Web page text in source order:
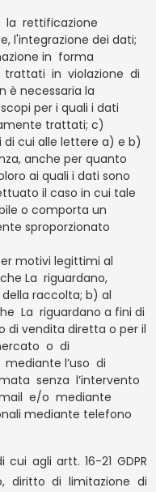
la rettificazione
l'integrazione dei dati;
in forma
trattati in violazione di
è necessaria la
per i quali i dati
trattati; c)
cui alle lettere a) e b)
anche per quanto
ai quali i dati sono
il caso in cui tale
o comporta un
sproporzionato
motivi legittimi al
La riguardano,
raccolta; b) al
La riguardano a fini di
di vendita diretta o per il
o di
mediante l’uso di
senza l’intervento
e/o mediante
mediante telefono
agli artt. 16-21 GDPR
diritto di limitazione di